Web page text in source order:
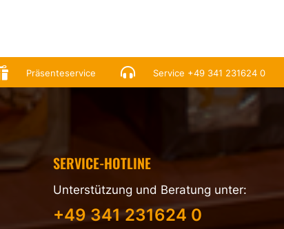
Präsenteservice  Service +49 341 231624 0
SERVICE-HOTLINE
Unterstützung und Beratung unter:
+49 341 231624 0